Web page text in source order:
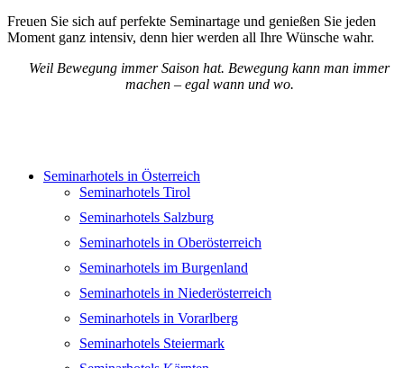
Freuen Sie sich auf perfekte Seminartage und genießen Sie jeden
Moment ganz intensiv, denn hier werden all Ihre Wünsche wahr.
Weil Bewegung immer Saison hat. Bewegung kann man immer
machen – egal wann und wo.
Seminarhotels in Österreich
Seminarhotels Tirol
Seminarhotels Salzburg
Seminarhotels in Oberösterreich
Seminarhotels im Burgenland
Seminarhotels in Niederösterreich
Seminarhotels in Vorarlberg
Seminarhotels Steiermark